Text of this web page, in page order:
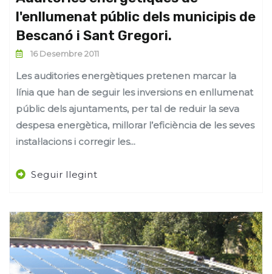
l'enllumenat públic dels municipis de
Bescanó i Sant Gregori.
16 Desembre 2011
Les auditories energètiques pretenen marcar la
línia que han de seguir les inversions en enllumenat
públic dels ajuntaments, per tal de reduir la seva
despesa energètica, millorar l’eficiència de les seves
instal·lacions i corregir les...
Seguir llegint